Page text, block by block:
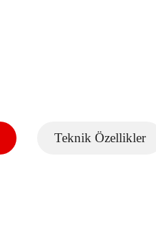
Teknik Özellikler